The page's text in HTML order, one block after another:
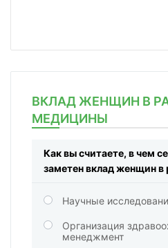
ВКЛАД ЖЕНЩИН В
МЕДИЦИНЫ
Как вы считаете, в чем
заметен вклад женщин
Научные
Организация
менеджмент